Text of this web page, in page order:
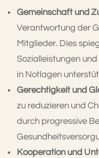
Gemeinschaft und
Verantwortung der
Mitglieder. Dies
Sozialleistungen
in Notlagen
Gerechtigkeit und
zu reduzieren und
durch progressive
Kooperation und